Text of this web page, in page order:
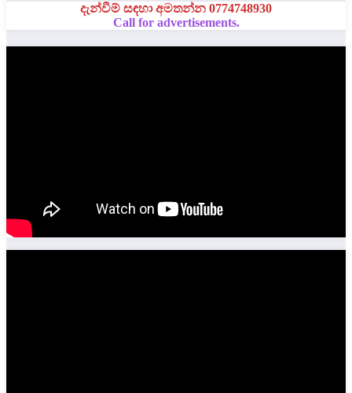
දැන්වීම් සඳහා අමතන්න 0774748930
Call for advertisements.